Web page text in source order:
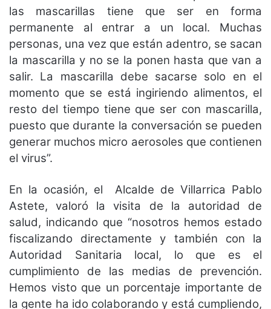
las mascarillas tiene que ser en forma
permanente al entrar a un local. Muchas
personas, una vez que están adentro, se sacan
la mascarilla y no se la ponen hasta que van a
salir. La mascarilla debe sacarse solo en el
momento que se está ingiriendo alimentos, el
resto del tiempo tiene que ser con mascarilla,
puesto que durante la conversación se pueden
generar muchos micro aerosoles que contienen
el virus”.
En la ocasión, el Alcalde de Villarrica Pablo
Astete, valoró la visita de la autoridad de
salud, indicando que “nosotros hemos estado
fiscalizando directamente y también con la
Autoridad Sanitaria local, lo que es el
cumplimiento de las medias de prevención.
Hemos visto que un porcentaje importante de
la gente ha ido colaborando y está cumpliendo,